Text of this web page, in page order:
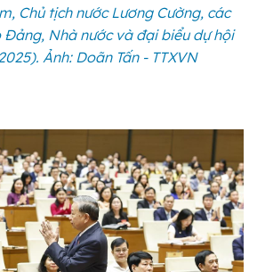
Chủ tịch nước Lương Cường, các
Nhà nước và đại biểu dự hội
Ảnh: Doãn Tấn - TTXVN